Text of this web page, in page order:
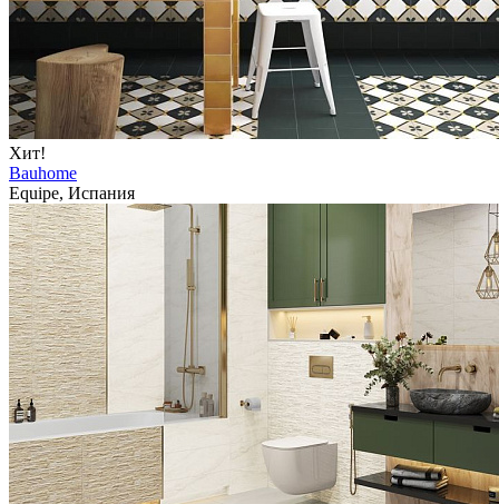
Хит!
Bauhome
Equipe, Испания